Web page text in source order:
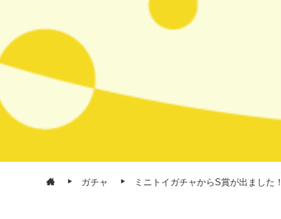
ガチャ ミニトイガチャからS賞が出ました！